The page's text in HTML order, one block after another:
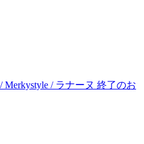
Merkystyle / ラナーヌ 終了のお